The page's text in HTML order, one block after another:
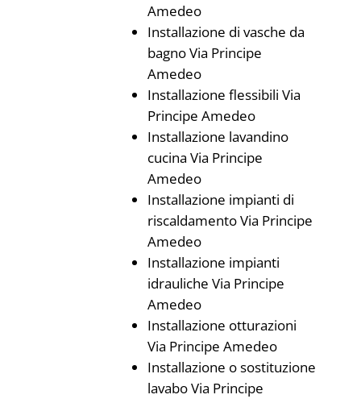
Amedeo
Installazione di vasche da
bagno Via Principe
Amedeo
Installazione flessibili Via
Principe Amedeo
Installazione lavandino
cucina Via Principe
Amedeo
Installazione impianti di
riscaldamento Via Principe
Amedeo
Installazione impianti
idrauliche Via Principe
Amedeo
Installazione otturazioni
Via Principe Amedeo
Installazione o sostituzione
lavabo Via Principe